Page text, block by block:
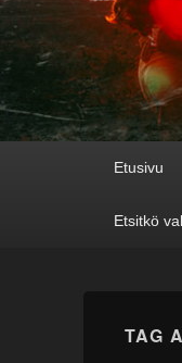
Etusivu
Etsitkö
TAG